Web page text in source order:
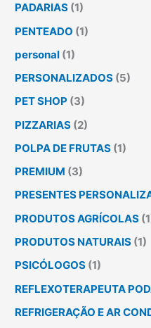
PADARIAS (1)
PENTEADO (1)
personal (1)
PERSONALIZADOS (5)
PET SHOP (3)
PIZZARIAS (2)
POLPA DE FRUTAS (1)
PREMIUM (3)
PRESENTES
PRODUTOS AGRÍCOLAS
PRODUTOS NATURAIS (1)
PSICÓLOGOS (1)
REFLEXOTERAPEUTA
REFRIGERAÇÃO E AR